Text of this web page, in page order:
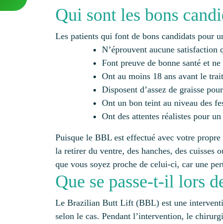
Qui sont les bons
Les patients qui font de bons candidats pour
N’éprouvent aucune
Font preuve de bonne santé et
Ont au moins 18 ans avant le
Disposent d’assez de graisse
Ont un bon teint au niveau des
Ont des attentes réalistes pour
Puisque le BBL est effectué avec votre
la retirer du ventre, des hanches, des
que vous soyez proche de celui-ci, car une
Que se passe-t-il lors
Le Brazilian Butt Lift (BBL) est une
selon le cas. Pendant l’intervention, le